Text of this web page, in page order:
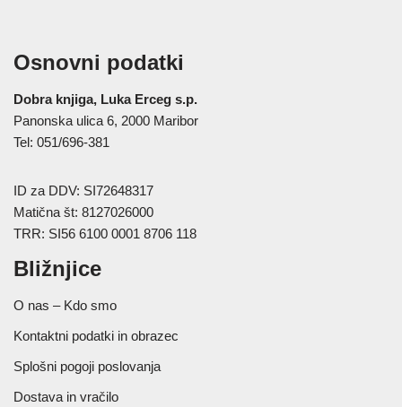
Osnovni podatki
Dobra knjiga, Luka Erceg s.p.
Panonska ulica 6, 2000 Maribor
Tel: 051/696-381
ID za DDV: SI72648317
Matična št: 8127026000
TRR: SI56 6100 0001 8706 118
Bližnjice
O nas – Kdo smo
Kontaktni podatki in obrazec
Splošni pogoji poslovanja
Dostava in vračilo